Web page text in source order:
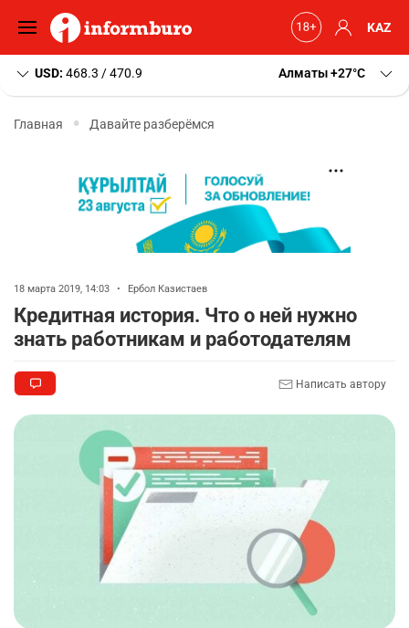
KAZ
USD: 468.3 / 470.9 Алматы+27 C
Главная Давайте разберёмся
18 марта 2019, 14:03 • Ербол Казистаев
Кредитная история. Что о ней нужно
знать работникам и работодателям
Написать автору